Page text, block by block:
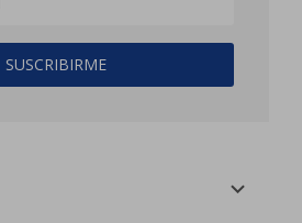
SUSCRIBIRME